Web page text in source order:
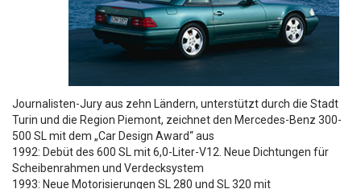
Journalisten-Jury aus zehn Ländern, unterstützt durch die Stadt
Turin und die Region Piemont, zeichnet den Mercedes-Benz 300-
500 SL mit dem „Car Design Award“ aus
1992: Debüt des 600 SL mit 6,0-Liter-V12. Neue Dichtungen für
Scheibenrahmen und Verdecksystem
1993: Neue Motorisierungen SL 280 und SL 320 mit